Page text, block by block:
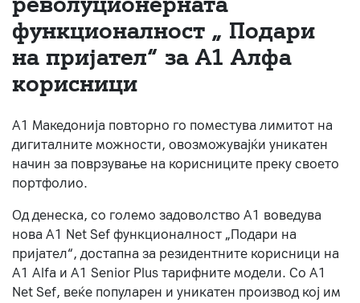
За нас
#ПодобарОнлајн
функционалност „ Подари
на пријател“ за А1 Алфа
корисници
А1 Македонија повторно го поместува лимитот на
дигиталните можности, овозможувајќи уникатен
начин за поврзување на корисниците преку своето
портфолио.
Од денеска, со големо задоволство А1 воведува
нова A1 Net Sef функционалност „Подари на
пријател“, достапна за резидентните корисници на
А1 Alfa и A1 Senior Plus тарифните модели. Со A1
Net Sef, веќе популарен и уникатен производ кој им